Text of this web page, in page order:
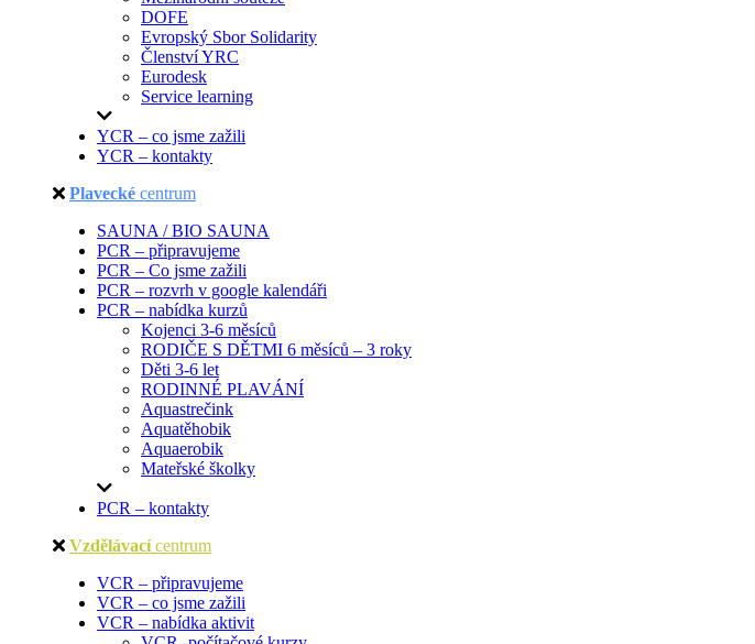
DOFE
Evropský Sbor Solidarity
Členství YRC
Eurodesk
Service learning
YCR – co jsme zažili
YCR – kontakty
Plavecké centrum
SAUNA / BIO SAUNA
PCR – připravujeme
PCR – Co jsme zažili
PCR – rozvrh v google kalendáři
PCR – nabídka kurzů
Kojenci 3-6 měsíců
RODIČE S DĚTMI 6 měsíců – 3 roky
Děti 3-6 let
RODINNÉ PLAVÁNÍ
Aquastrečink
Aquatěhobik
Aquaerobik
Mateřské školky
PCR – kontakty
Vzdělávací centrum
VCR – připravujeme
VCR – co jsme zažili
VCR – nabídka aktivit